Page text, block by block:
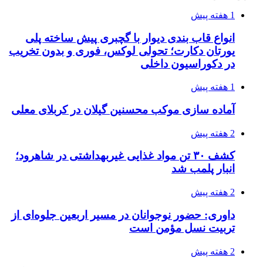
1 هفته پیش
انواع قاب بندی دیوار با گچبری پیش ساخته پلی
یورتان دکارت؛ تحولی لوکس، فوری و بدون تخریب
در دکوراسیون داخلی
1 هفته پیش
آماده سازی موکب محسنین گیلان در کربلای معلی
2 هفته پیش
کشف ۳۰ تن مواد غذایی غیربهداشتی در شاهرود؛
انبار پلمب شد
2 هفته پیش
داوری: حضور نوجوانان در مسیر اربعین جلوه‌ای از
تربیت نسل مؤمن است
2 هفته پیش